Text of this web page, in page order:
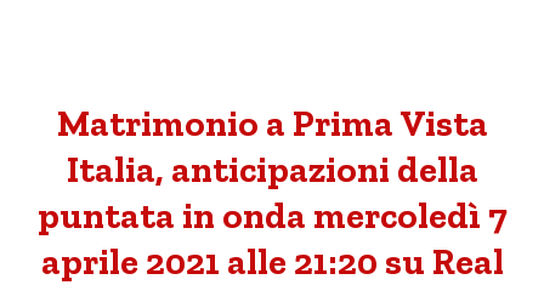
Matrimonio a Prima Vista
Italia, anticipazioni della
puntata in onda mercoledì 7
aprile 2021 alle 21:20 su Real